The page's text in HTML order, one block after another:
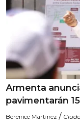
Armenta
pavimentarán
Berenice Martinez /